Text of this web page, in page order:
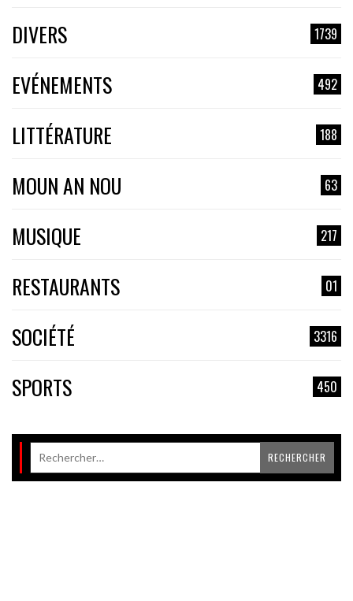
DIVERS 1739
EVÉNEMENTS 492
LITTÉRATURE 188
MOUN AN NOU 63
MUSIQUE 217
RESTAURANTS 01
SOCIÉTÉ 3316
SPORTS 450